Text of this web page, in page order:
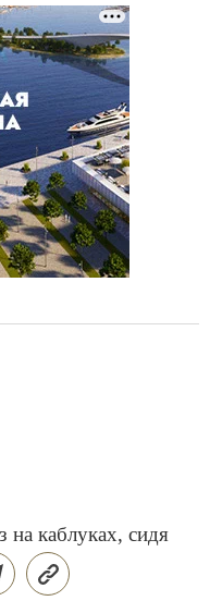
на каблуках, сидя
недопустима. Даже
снимали в нашем